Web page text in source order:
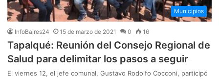
Municipios
InfoBaires24 15 de marzo de 2021 0 16
Tapalqué: Reunión del Consejo Regional de
Salud para delimitar los pasos a seguir
El viernes 12, el jefe comunal, Gustavo Rodolfo Cocconi, participó